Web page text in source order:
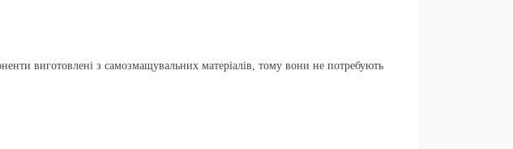
виготовлені з самозмащувальних матеріалів, тому вони не потребують